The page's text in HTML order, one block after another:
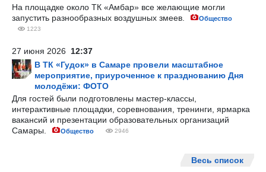
На площадке около ТК «Амбар» все желающие могли
запустить разнообразных воздушных змеев.
Общество
1223
27 июня 2026 12:37
В ТК «Гудок» в Самаре провели масштабное
мероприятие, приуроченное к празднованию Дня
молодёжи: ФОТО
Для гостей были подготовлены мастер-классы,
интерактивные площадки, соревнования, тренинги, ярмарка
вакансий и презентации образовательных организаций
Самары.
Общество 2946
Весь список